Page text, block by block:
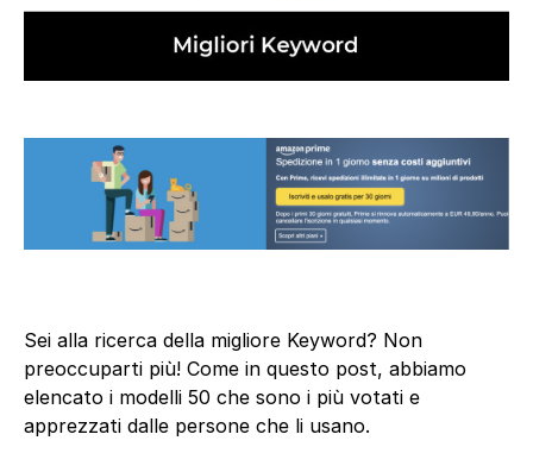
Sei alla ricerca della migliore Keyword? Non
preoccuparti più! Come in questo post, abbiamo
elencato i modelli 50 che sono i più votati e
apprezzati dalle persone che li usano.